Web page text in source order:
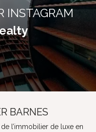
INSTAGRAM
BARNES
l’immobilier de luxe en